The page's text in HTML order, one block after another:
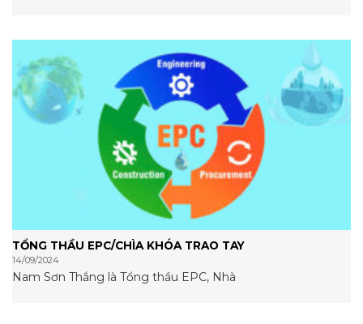
TỔNG THẦU EPC/CHÌA KHÓA TRAO TAY
14/09/2024
Nam Sơn Thắng là Tổng thầu EPC, Nhà